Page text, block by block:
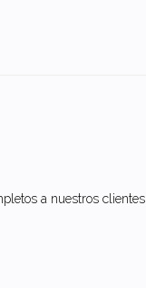
a nuestros clientes.